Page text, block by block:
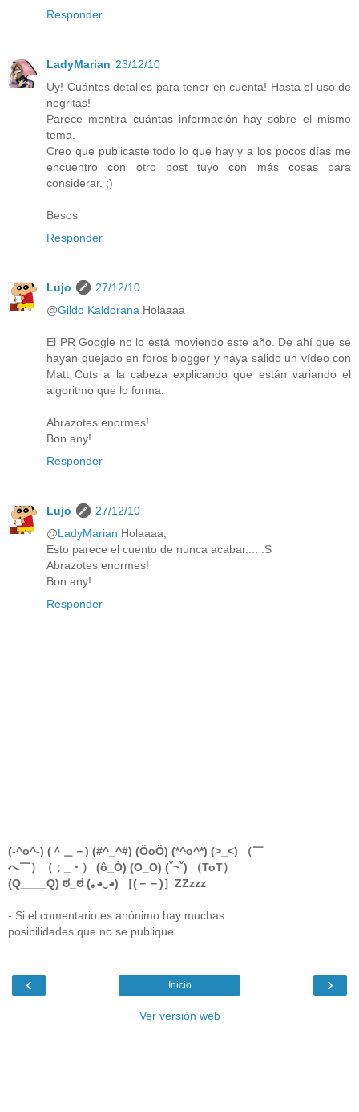
Responder
LadyMarian 23/12/10
Uy! Cuántos detalles para tener en cuenta! Hasta el uso de
negritas!
Parece mentira cuántas información hay sobre el mismo
tema.
Creo que publicaste todo lo que hay y a los pocos días me
encuentro con otro post tuyo con más cosas para
considerar. ;)
Besos
Responder
Lujo
27/12/10
@Gildo Kaldorana Holaaaa
El PR Google no lo está moviendo este año. De ahí que se
hayan quejado en foros blogger y haya salido un vídeo con
Matt Cuts a la cabeza explicando que están variando el
algoritmo que lo forma.
Abrazotes enormes!
Bon any!
Responder
Lujo
27/12/10
@LadyMarian Holaaaa,
Esto parece el cuento de nunca acabar.... :S
Abrazotes enormes!
Bon any!
Responder
(-^o^-) (＾＿－) (#^_^#) (ÖoÖ) (*^o^*) (>_<) （￣
へ￣）（；_・） (ô_Ó) (O_O) (ˇ~ˇ) （ToT）
(Q____Q) ಠ_ಠ (｡◕‿◕) ［(－－)］ZZzzz
- Si el comentario es anónimo hay muchas
posibilidades que no se publique.
‹ ›
Inicio
Ver versión web